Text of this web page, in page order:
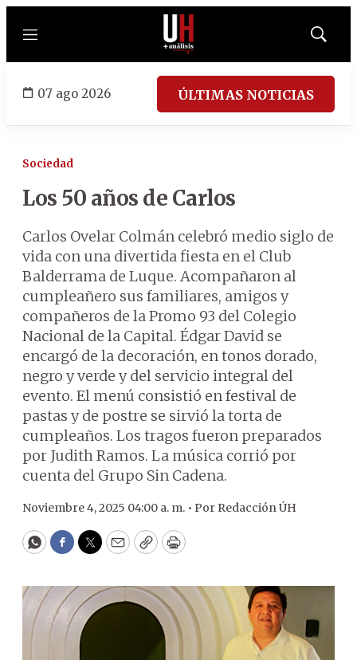
Menú
Mostrar
07 ago 2026 ÚLTIMAS NOTICIAS
Sociedad
Los 50 años de Carlos
Carlos Ovelar Colmán celebró medio siglo de
vida con una divertida fiesta en el Club
Balderrama de Luque. Acompañaron al
cumpleañero sus familiares, amigos y
compañeros de la Promo 93 del Colegio
Nacional de la Capital. Édgar David se
encargó de la decoración, en tonos dorado,
negro y verde y del servicio integral del
evento. El menú consistió en festival de
pastas y de postre se sirvió la torta de
cumpleaños. Los tragos fueron preparados
por Judith Ramos. La música corrió por
cuenta del Grupo Sin Cadena.
Noviembre 4, 2025 04:00 a. m. • Por Redacción ÚH
WhatsApp
Facebook
Twitter
EmailCopyPrint